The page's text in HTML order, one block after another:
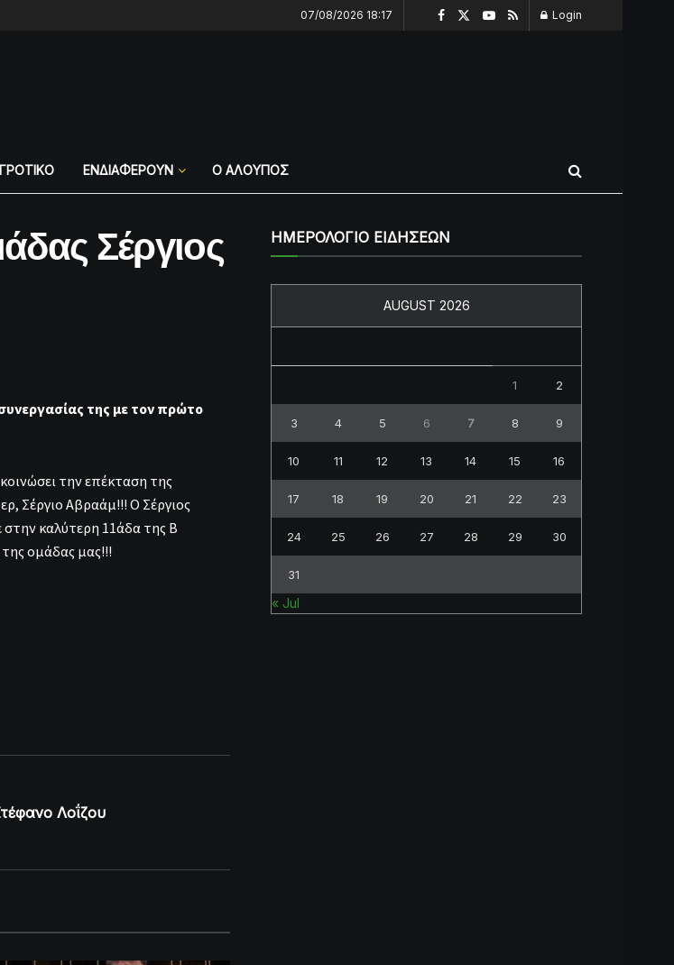
07/08/2026 18:17 Login
ΕΝΔΙΑΦΕΡΟΥΝ Ο ΑΛΟΥΠΟΣ
Σέργιος
της με τον πρώτο
την επέκταση της
Σέργιο Αβραάμ!!! Ο Σέργιος
στην καλύτερη 11άδα της Β
ομάδας μας!!!
Λοΐζου
ΗΜΕΡΟΛΟΓΙΟ ΕΙΔΗΣΕΩΝ
AUGUST 2026
1 2
3 4 5 6 7 8 9
10 11 12 13 14 15 16
17 18 19 20 21 22 23
24 25 26 27 28 29 30
31
« Jul